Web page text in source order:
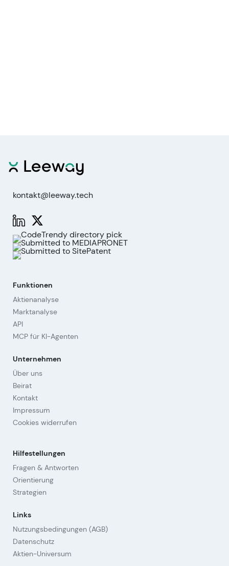
kontakt@leeway.tech
Funktionen
Aktienanalyse
Marktanalyse
API
MCP für KI-Agenten
Unternehmen
Über uns
Beirat
Kontakt
Impressum
Cookies widerrufen
Hilfestellungen
Fragen & Antworten
Orientierung
Strategien
Links
Nutzungsbedingungen (AGB)
Datenschutz
Aktien-Universum